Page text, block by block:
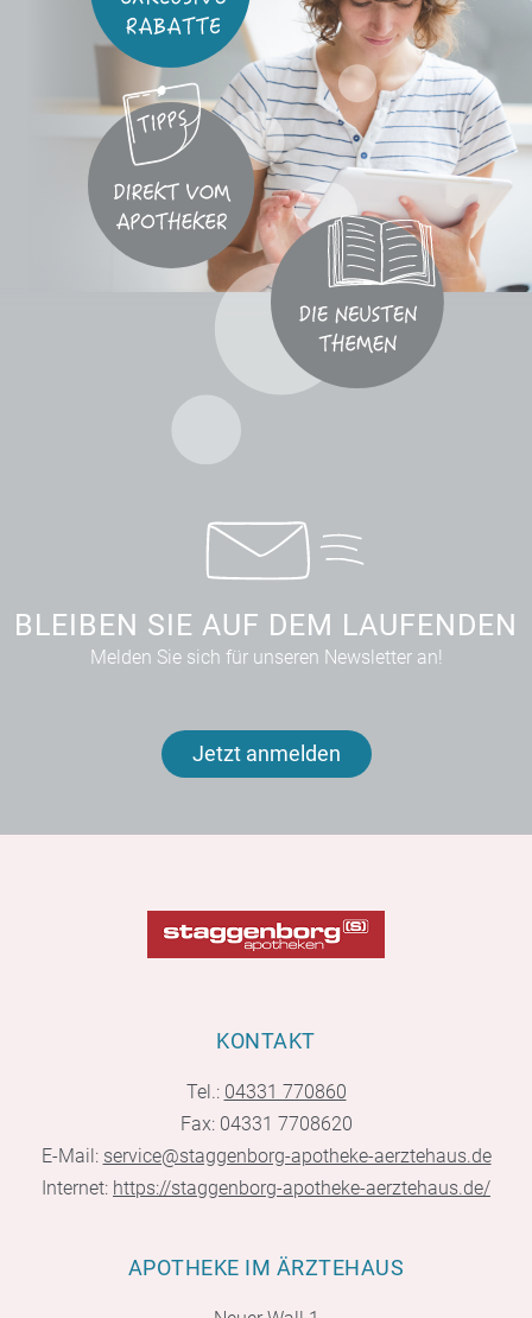
BLEIBEN SIE AUF DEM LAUFENDEN
Melden Sie sich für unseren Newsletter an!
Jetzt anmelden
KONTAKT
Tel.: 04331 770860
Fax: 04331 7708620
E-Mail: service@staggenborg-apotheke-aerztehaus.de
Internet: https://staggenborg-apotheke-aerztehaus.de/
APOTHEKE IM ÄRZTEHAUS